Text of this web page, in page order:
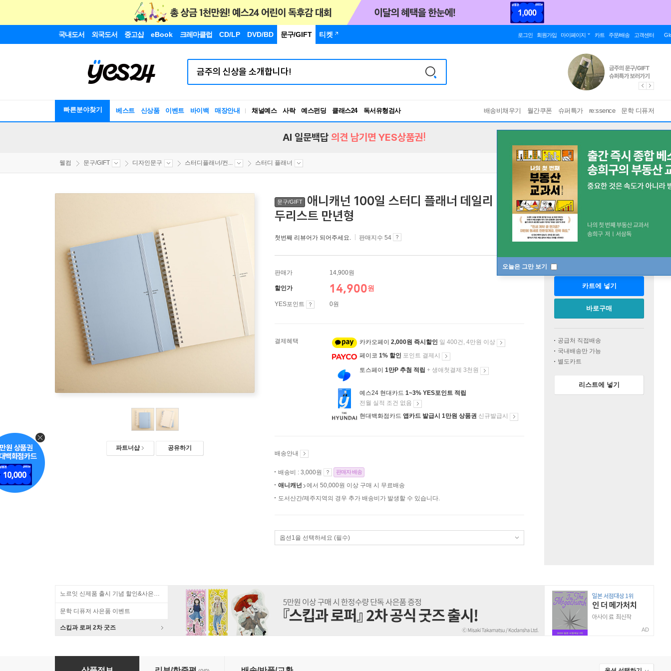
국내도서 외국도서 중고샵 eBook 크레마클럽 CD/LP DVD/BD 문구/GIFT 티켓 로그인 회원가입 마이페이지 카트 주문/배송 고객센터
빠른분야찾기 베스트 신상품 이벤트 바이백 매장안내 채널예스 사락 예스펀딩 클래스24
독서유형검사
RBTI Lab
배송비채우기 월간쿠폰 슈퍼특가 re:ssence 문학 디퓨저
오늘은 그만 보기
AI 일문백답 의견 남기면 YES상품권!
웰컴 문구/GIFT 디자인문구 스터디플래너/컨... 스터디 플래너
파트너샵 공유하기
문구/GIFT
애니캐넌 100일 스터디 플래너 데일리 대학생 학습 공부 공시생 백일 투
두리스트 만년형
첫번째 리뷰어가 되어주세요. 판매지수 54
판매가 14,900원
할인가 14,900원
YES포인트 0원
결제혜택 카카오페이 2,000원 즉시할인 일 400건, 4만원 이상
페이코 1% 할인 포인트 결제시
토스페이 1만P 추첨 적립 + 생애첫결제 3천원
예스24 현대카드 1~3% YES포인트 적립
전월 실적 조건 없음
현대백화점카드 앱카드 발급시 1만원 상품권 신규발급시
배송안내
배송비 : 3,000원 판매자 배송
애니캐넌
에서 50,000원 이상 구매 시 무료배송
도서산간/제주지역의 경우 추가 배송비가 발생할 수 있습니다.
옵션1을 선택하세요 (필수)
판매중
카트에 넣기
바로구매
공급처 직접배송
국내배송만 가능
별도카트
리스트에 넣기
노르잇 신제품 출시 기념 할인&사은품 증정!
문학 디퓨저 사은품 이벤트
스킵과 로퍼 2차 굿즈 AD
애니캐넌 100일 스터디 플래너 데일리 대학생 학습 공부 공시생 백일 투두리스트 만년형